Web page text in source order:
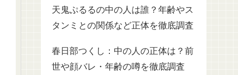
天鬼ぷるるの中の人は誰？年齢やス
タンミとの関係など正体を徹底調査
春日部つくし：中の人の正体は？前
世や顔バレ・年齢の噂を徹底調査